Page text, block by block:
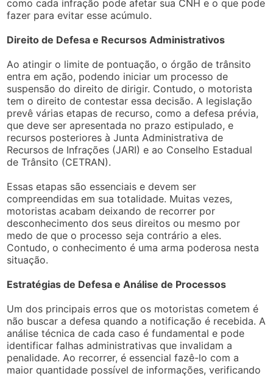
como cada infração pode afetar sua CNH e o que pode
fazer para evitar esse acúmulo.
Direito de Defesa e Recursos Administrativos
Ao atingir o limite de pontuação, o órgão de trânsito
entra em ação, podendo iniciar um processo de
suspensão do direito de dirigir. Contudo, o motorista
tem o direito de contestar essa decisão. A legislação
prevê várias etapas de recurso, como a defesa prévia,
que deve ser apresentada no prazo estipulado, e
recursos posteriores à Junta Administrativa de
Recursos de Infrações (JARI) e ao Conselho Estadual
de Trânsito (CETRAN).
Essas etapas são essenciais e devem ser
compreendidas em sua totalidade. Muitas vezes,
motoristas acabam deixando de recorrer por
desconhecimento dos seus direitos ou mesmo por
medo de que o processo seja contrário a eles.
Contudo, o conhecimento é uma arma poderosa nesta
situação.
Estratégias de Defesa e Análise de Processos
Um dos principais erros que os motoristas cometem é
não buscar a defesa quando a notificação é recebida. A
análise técnica de cada caso é fundamental e pode
identificar falhas administrativas que invalidam a
penalidade. Ao recorrer, é essencial fazê-lo com a
maior quantidade possível de informações, verificando